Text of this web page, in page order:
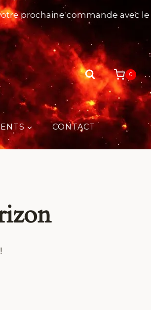
prochaine commande avec
0
CONTACT